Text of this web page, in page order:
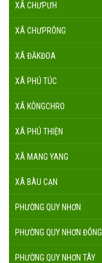
XÃ CHƯPƯH
XÃ CHƯPRÔNG
XÃ ĐĂKĐOA
XÃ PHÚ TÚC
XÃ KÔNGCHRO
XÃ PHÚ THIỆN
XÃ MANG YANG
XÃ BÀU CẠN
PHƯỜNG QUY NHƠN
PHƯỜNG QUY NHƠN ĐÔNG
PHƯỜNG QUY NHƠN TÂY